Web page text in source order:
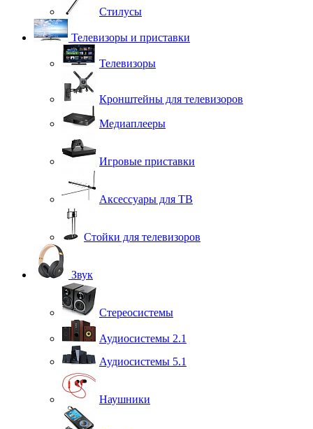
Стилусы
Телевизоры и приставки
Телевизоры
Кронштейны для телевизоров
Медиаплееры
Игровые приставки
Аксессуары для ТВ
Стойки для телевизоров
Звук
Стереосистемы
Аудиосистемы 2.1
Аудиосистемы 5.1
Наушники